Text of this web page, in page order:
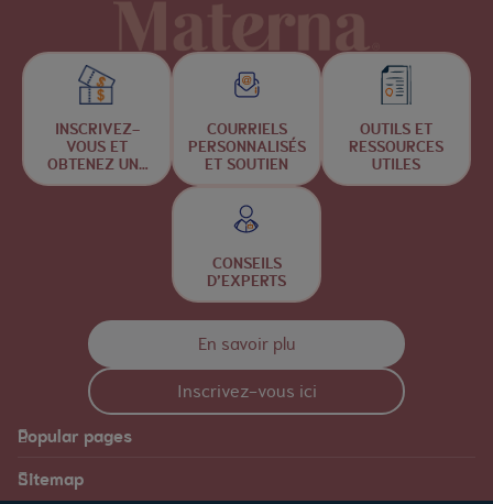
INSCRIVEZ-
VOUS ET
OBTENEZ UNE
CHANCE DE
COURRIELS
PERSONNALISÉS
ET SOUTIEN
OUTILS ET
RESSOURCES
UTILES
CONSEILS
D’EXPERTS
En savoir plu
Inscrivez-vous ici
Popular pages
Materna
Vous êtes notre priorité
Sitemap